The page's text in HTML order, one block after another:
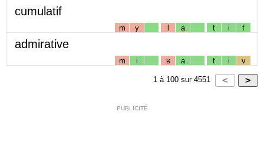
cumulatif
m y l a t i f
admirative
m i ʁ a t i v
1 à 100 sur 4551
PUBLICITÉ